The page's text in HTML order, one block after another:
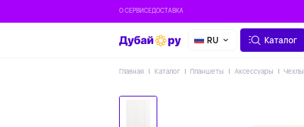
О СЕРВИСЕДОСТАВКА
RU Каталог
Главная Каталог Планшеты Аксессуары Чехлы